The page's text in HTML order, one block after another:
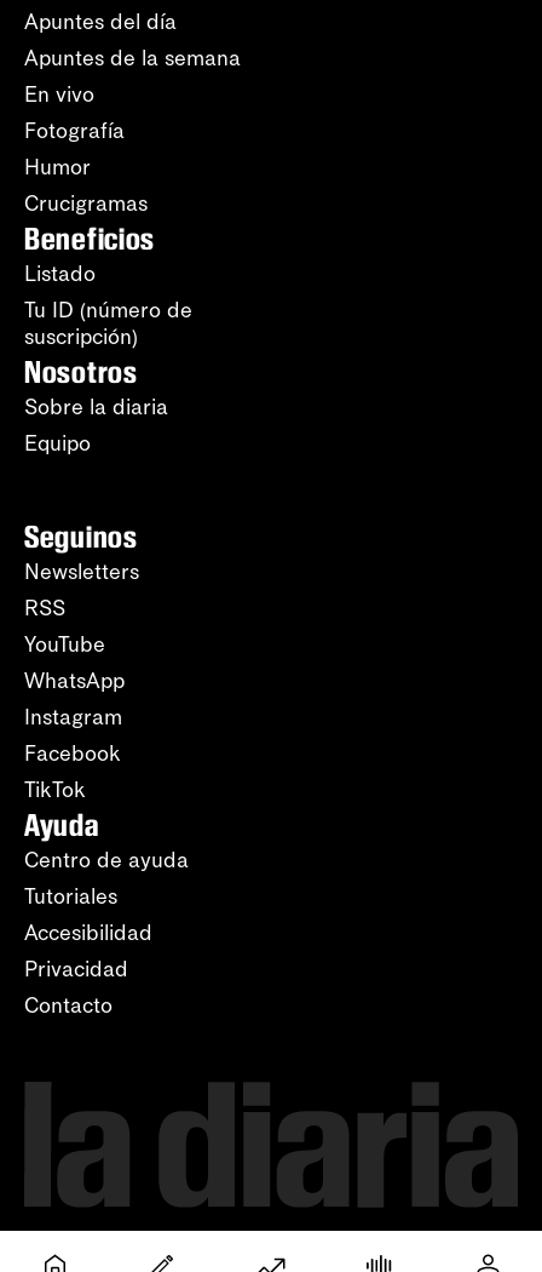
Apuntes del día
Apuntes de la semana
En vivo
Fotografía
Humor
Crucigramas
Beneficios
Listado
Tu ID (número de
suscripción)
Nosotros
Sobre la diaria
Equipo
Seguinos
Newsletters
RSS
YouTube
WhatsApp
Instagram
Facebook
TikTok
Ayuda
Centro de ayuda
Tutoriales
Accesibilidad
Privacidad
Contacto